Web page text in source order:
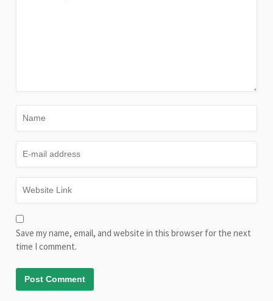
Save my name, email, and website in this browser for the next
time I comment.